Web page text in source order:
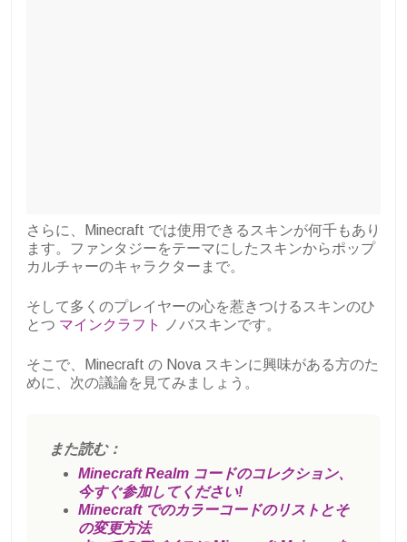
さらに、Minecraft では使用できるスキンが何千もあり
ます。ファンタジーをテーマにしたスキンからポップ
カルチャーのキャラクターまで。
そして多くのプレイヤーの心を惹きつけるスキンのひ
とつ マインクラフト ノバスキンです。
そこで、Minecraft の Nova スキンに興味がある方のた
めに、次の議論を見てみましょう。
また読む：
Minecraft Realm コードのコレクション、
今すぐ参加してください!
Minecraft でのカラーコードのリストとそ
の変更方法